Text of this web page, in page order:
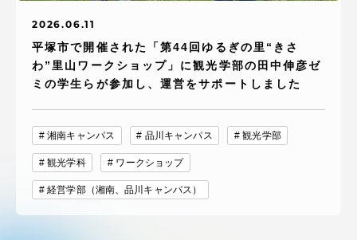
2026.06.11
平塚市で開催された「第44回ゆるぎの里“きさ
わ”里山ワークショップ」に観光学部の田中伸彦ゼ
ミの学生らが参加し、運営をサポートしました
湘南キャンパス 品川キャンパス 観光学部
観光学科 ワークショップ
経営学部（湘南、品川キャンパス）